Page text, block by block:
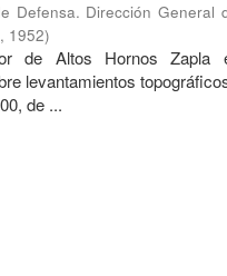
Defensa. Dirección General
, 1952)
de Altos Hornos Zapla
levantamientos
de ...